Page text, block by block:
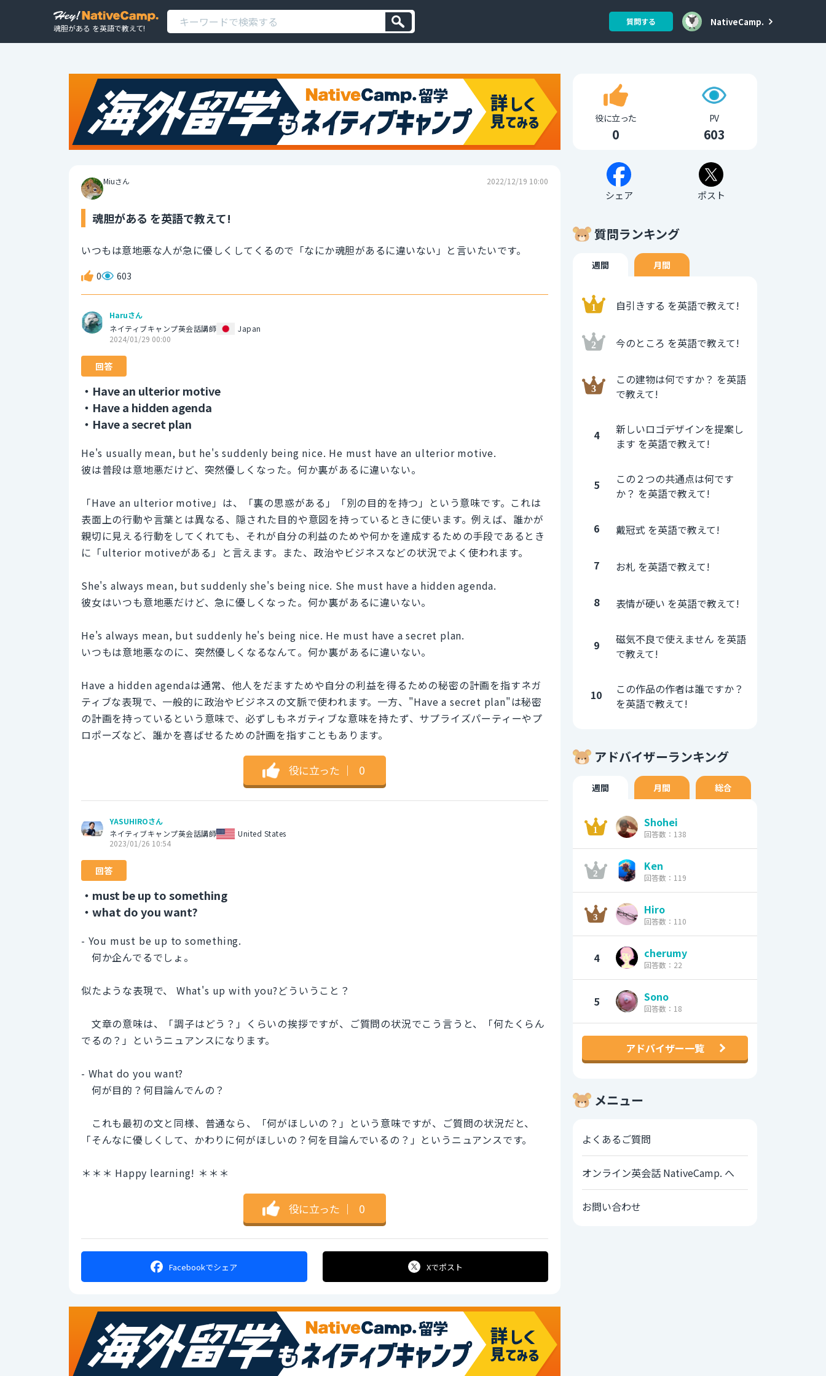
魂胆がある を英語で教えて!
質問する NativeCamp.
Miuさん 2022/12/19 10:00
魂胆がある を英語で教えて!
いつもは意地悪な人が急に優しくしてくるので「なにか魂胆があるに違いない」と言いたいです。
0 603
Haruさん
ネイティブキャンプ英会話講師
Japan
2024/01/29 00:00
回答
・Have an ulterior motive
・Have a hidden agenda
・Have a secret plan
He's usually mean, but he's suddenly being nice. He must have an ulterior motive.
彼は普段は意地悪だけど、突然優しくなった。何か裏があるに違いない。
「Have an ulterior motive」は、「裏の思惑がある」「別の目的を持つ」という意味です。これは
表面上の行動や言葉とは異なる、隠された目的や意図を持っているときに使います。例えば、誰かが
親切に見える行動をしてくれても、それが自分の利益のためや何かを達成するための手段であるとき
に「ulterior motiveがある」と言えます。また、政治やビジネスなどの状況でよく使われます。
She's always mean, but suddenly she's being nice. She must have a hidden agenda.
彼女はいつも意地悪だけど、急に優しくなった。何か裏があるに違いない。
He's always mean, but suddenly he's being nice. He must have a secret plan.
いつもは意地悪なのに、突然優しくなるなんて。何か裏があるに違いない。
Have a hidden agendaは通常、他人をだますためや自分の利益を得るための秘密の計画を指すネガ
ティブな表現で、一般的に政治やビジネスの文脈で使われます。一方、"Have a secret plan"は秘密
の計画を持っているという意味で、必ずしもネガティブな意味を持たず、サプライズパーティーやプ
ロポーズなど、誰かを喜ばせるための計画を指すこともあります。
役に立った ｜ 0
YASUHIROさん
ネイティブキャンプ英会話講師
United States
2023/01/26 10:54
回答
・must be up to something
・what do you want?
- You must be up to something.
何か企んでるでしょ。
似たような表現で、 What's up with you?どういうこと？
文章の意味は、「調子はどう？」くらいの挨拶ですが、ご質問の状況でこう言うと、「何たくらん
でるの？」というニュアンスになります。
- What do you want?
何が目的？何目論んでんの？
これも最初の文と同様、普通なら、「何がほしいの？」という意味ですが、ご質問の状況だと、
「そんなに優しくして、かわりに何がほしいの？何を目論んでいるの？」というニュアンスです。
＊＊＊ Happy learning! ＊＊＊
役に立った ｜ 0
Facebookでシェア Xでポスト
役に立った
0
PV
603
シェア ポスト
質問ランキング
週間 月間
自引きする を英語で教えて!
今のところ を英語で教えて!
この建物は何ですか？ を英語
で教えて!
4
新しいロゴデザインを提案し
ます を英語で教えて!
5
この２つの共通点は何です
か？ を英語で教えて!
6 戴冠式 を英語で教えて!
7 お札 を英語で教えて!
8 表情が硬い を英語で教えて!
9
磁気不良で使えません を英語
で教えて!
10
この作品の作者は誰ですか？
を英語で教えて!
アドバイザーランキング
週間 月間 総合
Shohei
回答数：138
Ken
回答数：119
Hiro
回答数：110
4 cherumy
回答数：22
5 Sono
回答数：18
アドバイザー一覧
メニュー
よくあるご質問
オンライン英会話 NativeCamp. へ
お問い合わせ